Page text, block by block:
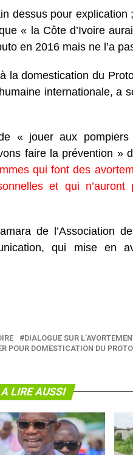
dessus pour explication
« la Côte d’Ivoire
en 2016 mais ne l’a
la domestication du
internationale, a
« jouer aux
faire la prévention »
qui font des
et qui n’auront
de l’Association
qui mise en
DIALOGUE SUR
POUR DOMESTICATION DU
A LIRE AUSSI